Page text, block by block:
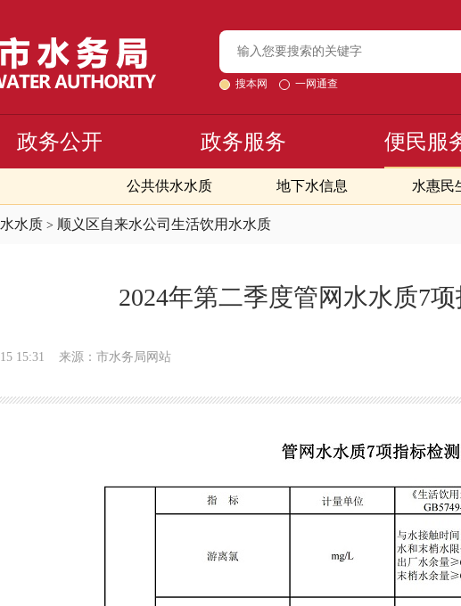
搜本网 一网通查
政务公开 政务服务 便民服
公共供水水质 地下水信息 水惠民
水质 > 顺义区自来水公司生活饮用水水质
2024年第二季度管网水水质7
15:31 来源：市水务局网站